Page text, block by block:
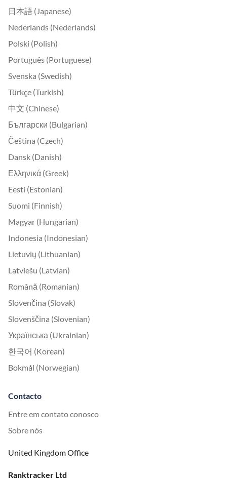
日本語 (Japanese)
Nederlands (Nederlands)
Polski (Polish)
Português (Portuguese)
Svenska (Swedish)
Türkçe (Turkish)
中文 (Chinese)
Български (Bulgarian)
Čeština (Czech)
Dansk (Danish)
Ελληνικά (Greek)
Eesti (Estonian)
Suomi (Finnish)
Magyar (Hungarian)
Indonesia (Indonesian)
Lietuvių (Lithuanian)
Latviešu (Latvian)
Română (Romanian)
Slovenčina (Slovak)
Slovenščina (Slovenian)
Українська (Ukrainian)
한국어 (Korean)
Bokmål (Norwegian)
Contacto
Entre em contato conosco
Sobre nós
United Kingdom Office
Ranktracker Ltd